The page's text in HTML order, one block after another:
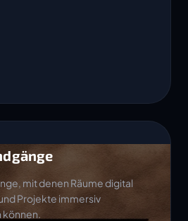
mit denen Räume digital
Projekte immersiv
können.